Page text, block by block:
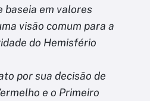
baseia em valores
visão comum para a
do Hemisfério
por sua decisão de
e o Primeiro